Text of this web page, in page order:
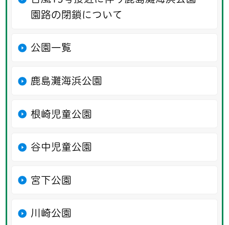
園路の閉鎖について
公園一覧
鹿島灘海浜公園
根崎児童公園
谷中児童公園
宮下公園
川崎公園